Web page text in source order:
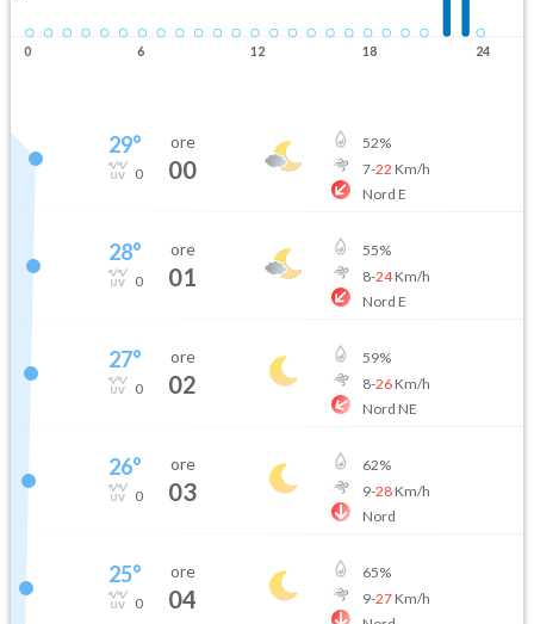
0 6 12 18 24
29°
0
ore
00
52%
7-22 Km/h
Nord E
28°
0
ore
01
55%
8-24Km/h
Nord E
27°
0
ore
02
59%
8-26Km/h
Nord NE
26°
0
ore
03
62%
9-28Km/h
Nord
25°
0
ore
04
65%
9-27Km/h